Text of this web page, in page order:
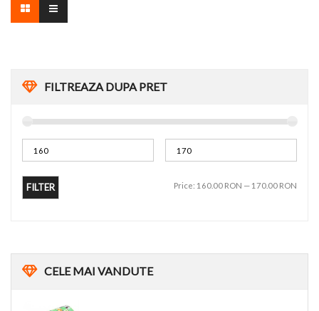
FILTREAZA DUPA PRET
FILTER Price: 160.00 RON — 170.00 RON
CELEMAI VANDUTE